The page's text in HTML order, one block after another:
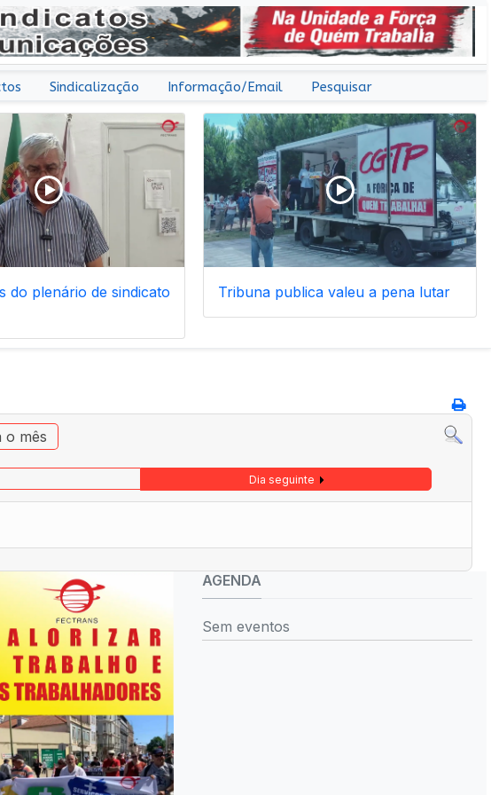
Sindicalização Informação/Email Pesquisar
do plenário de sindicato
Tribuna publica valeu a pena lutar
o mês
Dia seguinte
AGENDA
Sem eventos